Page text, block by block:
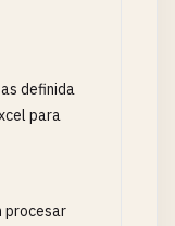
definida
para
procesar